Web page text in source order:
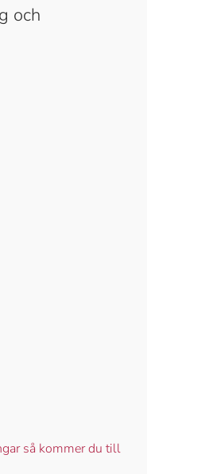
och
så kommer du till